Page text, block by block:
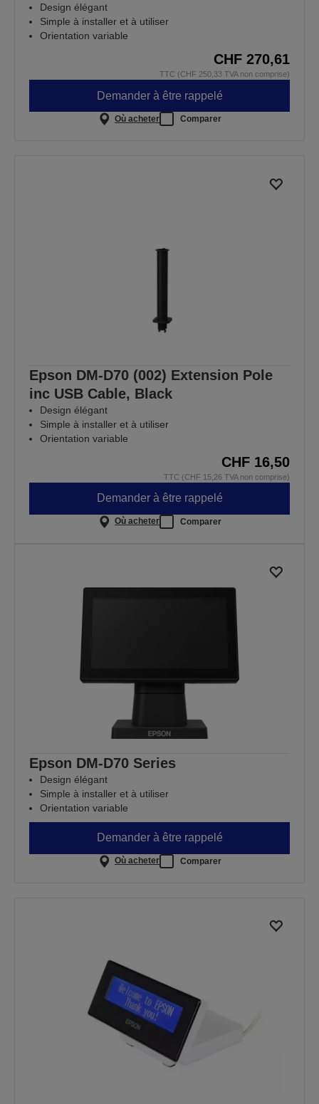
Design élégant
Simple à installer et à utiliser
Orientation variable
CHF 270,61
TTC (CHF 250,33 TVA non comprise)
Demander à être rappelé
Où acheter Comparer
Epson DM-D70 (002) Extension Pole
inc USB Cable, Black
Design élégant
Simple à installer et à utiliser
Orientation variable
CHF 16,50
TTC (CHF 15,26 TVA non comprise)
Demander à être rappelé
Où acheter Comparer
Epson DM-D70 Series
Design élégant
Simple à installer et à utiliser
Orientation variable
Demander à être rappelé
Où acheter Comparer